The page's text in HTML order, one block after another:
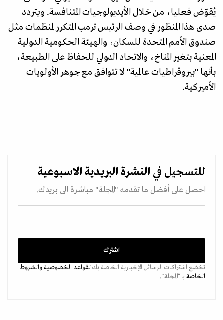
يُقوّض فعليا، من خلال الأيديولوجيات المتنافسة. ويتردد
صدى هذا المنظور في وصف الرئيس ترمب المتكرر لمنظمات مثل
صندوق الأمم المتحدة للسكان، والهيئة الحكومية الدولية
المعنية بتغير المناخ، والاتحاد الدولي للحفاظ على الطبيعة،
بأنها "بيروقراطيات عالمية" لا تتوافق مع جوهر الأولويات
الأميركية.
للتسجيل في النشرة البريدية الاسبوعية
احصل على أفضل ما تقدمه "المجلة" مباشرة الى بريدك.
تخضع اشتراكات الرسائل الإخبارية الخاصة بكلقواعد الخصوصيةوالشروط
الخاصة بـ “المجلة".